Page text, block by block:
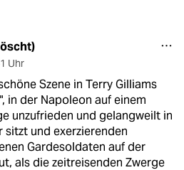
Uhr
Szene in Terry Gilliams
in der Napoleon auf einem
unzufrieden und gelangweilt in
sitzt und exerzierenden
Gardesoldaten auf der
als die zeitreisenden Zwerge